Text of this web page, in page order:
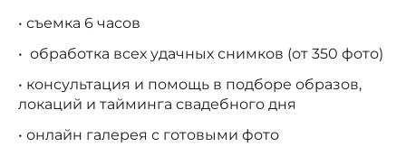
• съемка 6 часов
• обработка всех удачных снимков (от 350 фото)
• консультация и помощь в подборе образов,
локаций и тайминга свадебного дня
• онлайн галерея с готовыми фото